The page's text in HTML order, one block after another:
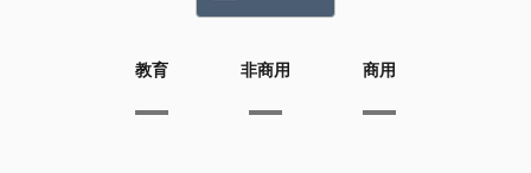
教育 非商用 商用